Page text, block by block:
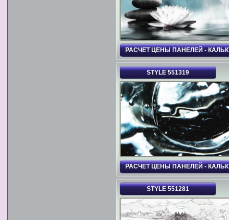
РАСЧЕТ ЦЕНЫ ПАНЕЛЕЙ -
STYLE 551319
РАСЧЕТ ЦЕНЫ ПАНЕЛЕЙ -
STYLE 551281